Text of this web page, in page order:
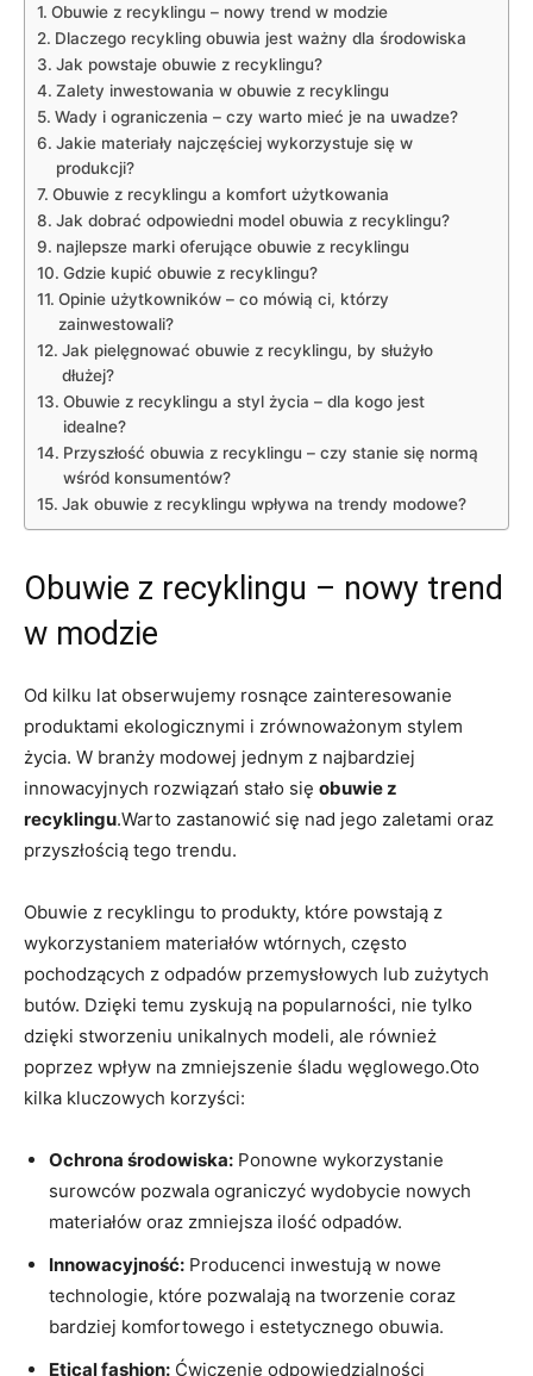
Obuwie z recyklingu – nowy trend w modzie
Dlaczego recykling obuwia jest ważny dla środowiska
Jak powstaje obuwie z recyklingu?
Zalety inwestowania w obuwie z recyklingu
Wady i ograniczenia – czy warto mieć je na uwadze?
Jakie materiały najczęściej wykorzystuje się w
produkcji?
Obuwie z recyklingu a komfort użytkowania
Jak dobrać odpowiedni model obuwia z recyklingu?
najlepsze marki oferujące obuwie z recyklingu
Gdzie kupić obuwie z recyklingu?
Opinie użytkowników – co mówią ci, którzy
zainwestowali?
Jak pielęgnować obuwie z recyklingu, by służyło
dłużej?
Obuwie z recyklingu a styl życia – dla kogo jest
idealne?
Przyszłość obuwia z recyklingu – czy stanie się normą
wśród konsumentów?
Jak obuwie z recyklingu wpływa na trendy modowe?
Obuwie z recyklingu – nowy trend
w modzie
Od kilku lat obserwujemy rosnące zainteresowanie
produktami ekologicznymi i zrównoważonym stylem
życia. W branży modowej jednym z najbardziej
innowacyjnych rozwiązań stało się obuwie z
recyklingu.Warto zastanowić się nad jego zaletami oraz
przyszłością tego trendu.
Obuwie z recyklingu to produkty, które powstają z
wykorzystaniem materiałów wtórnych, często
pochodzących z odpadów przemysłowych lub zużytych
butów. Dzięki temu zyskują na popularności, nie tylko
dzięki stworzeniu unikalnych modeli, ale również
poprzez wpływ na zmniejszenie śladu węglowego.Oto
kilka kluczowych korzyści:
Ochrona środowiska: Ponowne wykorzystanie
surowców pozwala ograniczyć wydobycie nowych
materiałów oraz zmniejsza ilość odpadów.
Innowacyjność: Producenci inwestują w nowe
technologie, które pozwalają na tworzenie coraz
bardziej komfortowego i estetycznego obuwia.
Etical fashion: Ćwiczenie odpowiedzialności